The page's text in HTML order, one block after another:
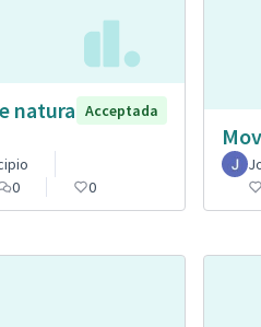
natura Acceptada
0 0